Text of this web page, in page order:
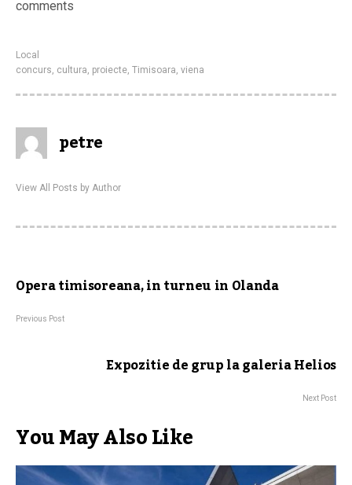
comments
Local
concurs, cultura, proiecte, Timisoara, viena
petre
View All Posts by Author
Opera timisoreana, in turneu in Olanda
Previous Post
Expozitie de grup la galeria Helios
Next Post
You May Also Like